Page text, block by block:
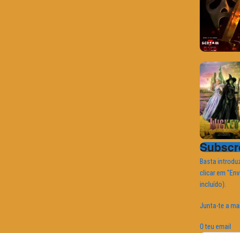
Basta
clicar em
incluído).
Junta-te a
O teu email